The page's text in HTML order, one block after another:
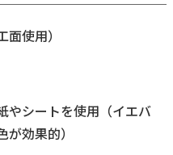
使用）
やシートを使用（イエバ
効果的）